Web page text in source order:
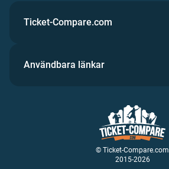
© Ticket-Compare.com
2015-2026
Ticket-Compare.com
Användbara länkar